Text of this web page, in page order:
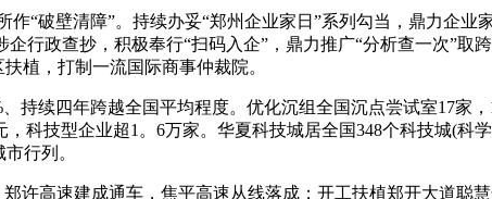
破壁清障”。持续办妥“郑州企业家日”系列勾当，鼎力企业
行政查抄，积极奉行“扫码入企”，鼎力推广“分析查一次”取
植，打制一流国际商事仲裁院。
续四年跨越全国平均程度。优化沉组全国沉点尝试室17家，
科技型企业超1。6万家。华夏科技城居全国348个科技城(科
行列。
高速建成通车，焦平高速从线落成；开工扶植郑开大道聪